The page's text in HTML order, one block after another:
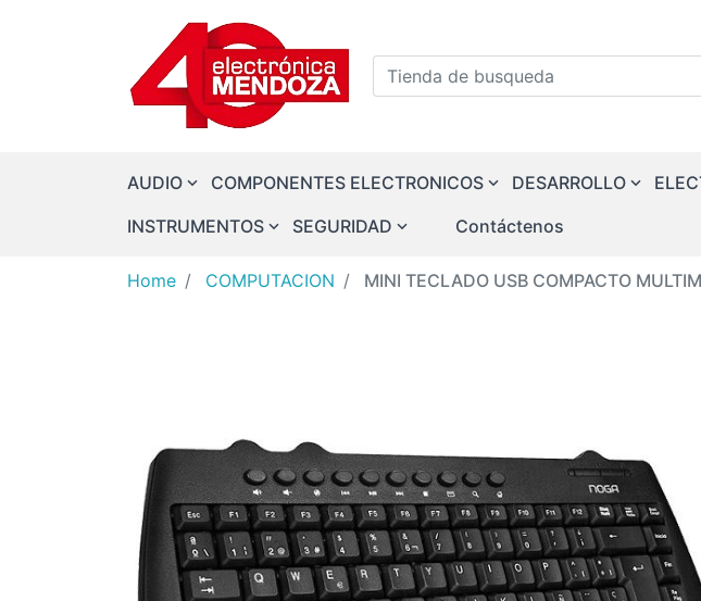
Tienda de busqueda
AUDIO COMPONENTES ELECTRONICOS DESARROLLO
INSTRUMENTOS
SEGURIDAD Contáctenos
Home COMPUTACION MINI TECLADO USB COMPACTO